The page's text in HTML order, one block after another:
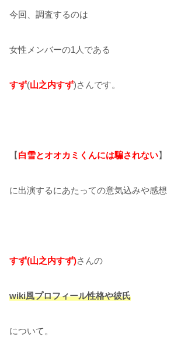
今回、調査するのは
女性メンバーの1人である
すず(山之内すず)さんです。
【白雪とオオカミくんには騙されない】
に出演するにあたっての意気込みや感想
すず(山之内すず)さんの
wiki風プロフィール性格や彼氏
について。